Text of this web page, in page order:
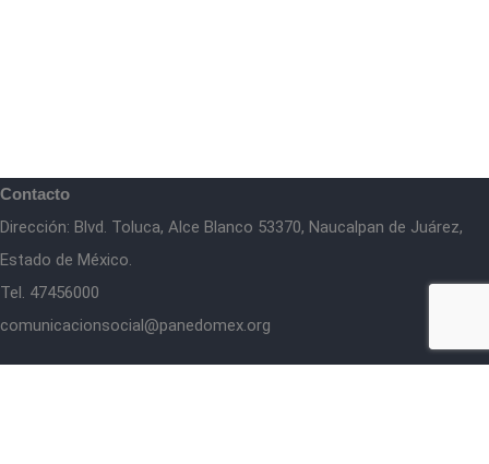
Contacto
Dirección: Blvd. Toluca, Alce Blanco 53370, Naucalpan de Juárez,
Estado de México.
Tel. 47456000
comunicacionsocial@panedomex.org